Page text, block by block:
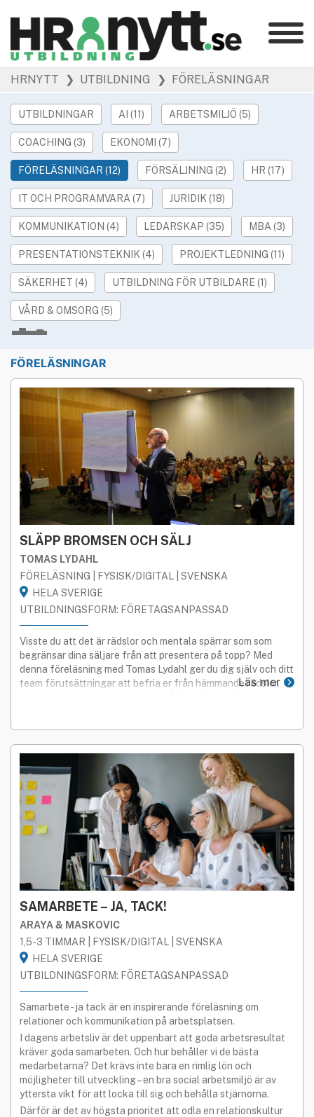
Kategorier
HR Barometer
HR-yrket
Ledarskap
Arbetsmiljö
Rekrytering »
Hållbarhet
Podcast »
Event »
Våra övriga sajter
Utbildning
Rekryteringsguiden
HRNYTT ❯ UTBILDNING ❯ FÖRELÄSNINGAR
UTBILDNINGAR AI (11) ARBETSMILJÖ (5)
COACHING (3) EKONOMI (7)
FÖRELÄSNINGAR (12) FÖRSÄLJNING (2) HR (17)
IT OCH PROGRAMVARA (7) JURIDIK (18)
KOMMUNIKATION (4) LEDARSKAP (35) MBA (3)
PRESENTATIONSTEKNIK (4) PROJEKTLEDNING (11)
SÄKERHET (4) UTBILDNING FÖR UTBILDARE (1)
VÅRD & OMSORG (5)
BÅDA FYSISK DIGITAL
Geografi
STOCKHOLM
Språk
BÅDA SVENSKA ENGELSKA
Utbildningsform
BÅDA
LICENSIERAD
STREAMAD
FÖRELÄSNINGAR
SLÄPP BROMSEN OCH SÄLJ
TOMAS LYDAHL
FÖRELÄSNING | FYSISK/DIGITAL | SVENSKA
HELA SVERIGE
UTBILDNINGSFORM: FÖRETAGSANPASSAD
Visste du att det är rädslor och mentala spärrar som som
begränsar dina säljare från att presentera på topp? Med
denna föreläsning med Tomas Lydahl ger du dig själv och ditt
team förutsättningar att befria er från hämmande rädslor,
Läs mer
SAMARBETE – JA, TACK!
ARAYA & MASKOVIC
1,5-3 TIMMAR | FYSISK/DIGITAL | SVENSKA
HELA SVERIGE
UTBILDNINGSFORM: FÖRETAGSANPASSAD
Samarbete - ja tack är en inspirerande föreläsning om
relationer och kommunikation på arbetsplatsen.
I dagens arbetsliv är det uppenbart att goda arbetsresultat
kräver goda samarbeten. Och hur behåller vi de bästa
medarbetarna? Det krävs inte bara en rimlig lön och
möjligheter till utveckling – en bra social arbetsmiljö är av
yttersta vikt för att locka till sig och behålla stjärnorna.
Därför är det av högsta prioritet att odla en relationskultur